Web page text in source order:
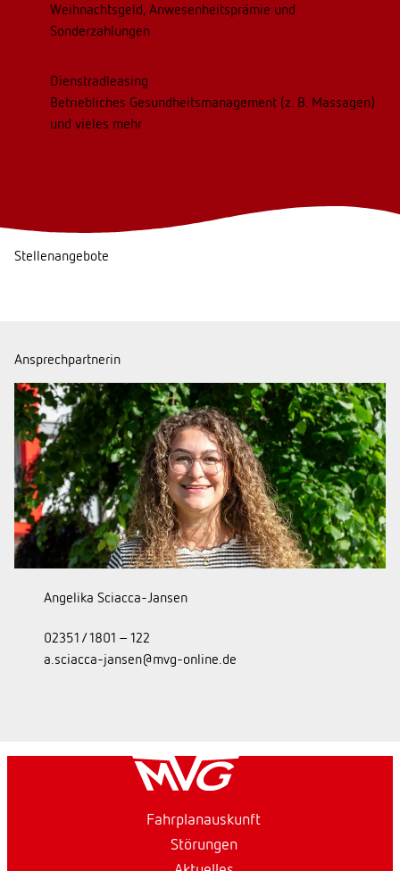
Weihnachtsgeld, Anwesenheitsprämie und
Sonderzahlungen
Dienstradleasing
Betriebliches Gesundheitsmanagement (z. B. Massagen)
und vieles mehr
Stellenangebote
Ansprechpartnerin
Angelika Sciacca-Jansen
02351 / 1801 – 122
a.sciacca-jansen@mvg-online.de
Fahrplanauskunft
Störungen